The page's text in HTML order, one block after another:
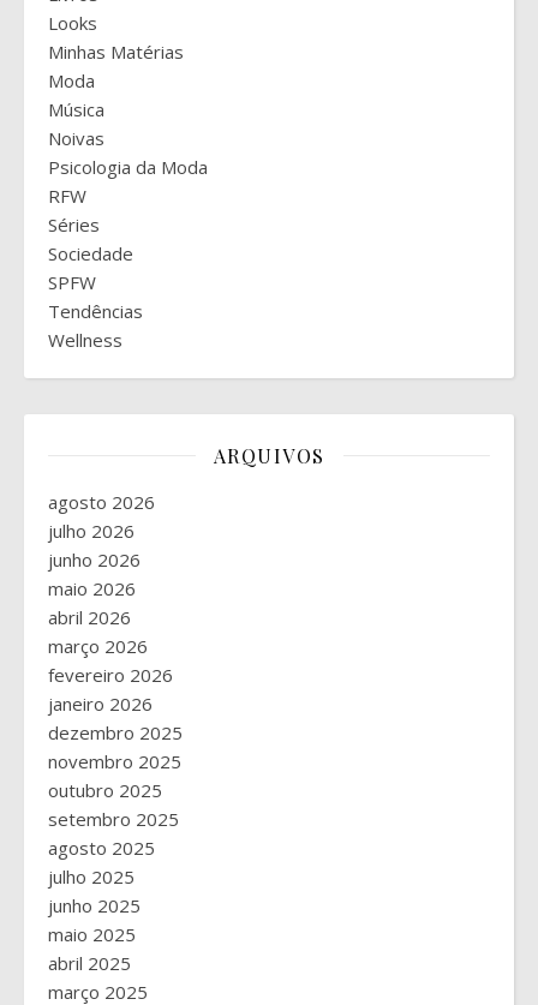
Looks
Minhas Matérias
Moda
Música
Noivas
Psicologia da Moda
RFW
Séries
Sociedade
SPFW
Tendências
Wellness
ARQUIVOS
agosto 2026
julho 2026
junho 2026
maio 2026
abril 2026
março 2026
fevereiro 2026
janeiro 2026
dezembro 2025
novembro 2025
outubro 2025
setembro 2025
agosto 2025
julho 2025
junho 2025
maio 2025
abril 2025
março 2025